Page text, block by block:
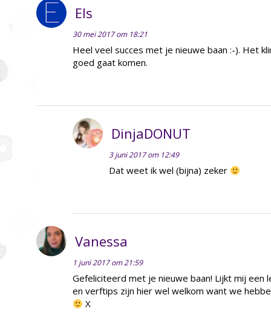
Els
30 mei 2017 om 18:21
Heel veel succes met je nieuwe baan :-). Het
goed gaat komen.
DinjaDONUT
3 juni 2017 om 12:49
Dat weet ik wel (bijna) zeker
Vanessa
1 juni 2017 om 21:59
Gefeliciteerd met je nieuwe baan! Lijkt mij een
en verftips zijn hier wel welkom want we
X